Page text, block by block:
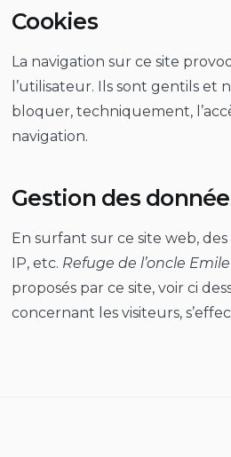
Cookies
La navigation sur ce site
l’utilisateur. Ils sont gentils et
bloquer, techniquement,
navigation.
Gestion des
En surfant sur ce site web,
IP, etc. Refuge de l’oncle Emile
proposés par ce site, voir ci
concernant les visiteurs,